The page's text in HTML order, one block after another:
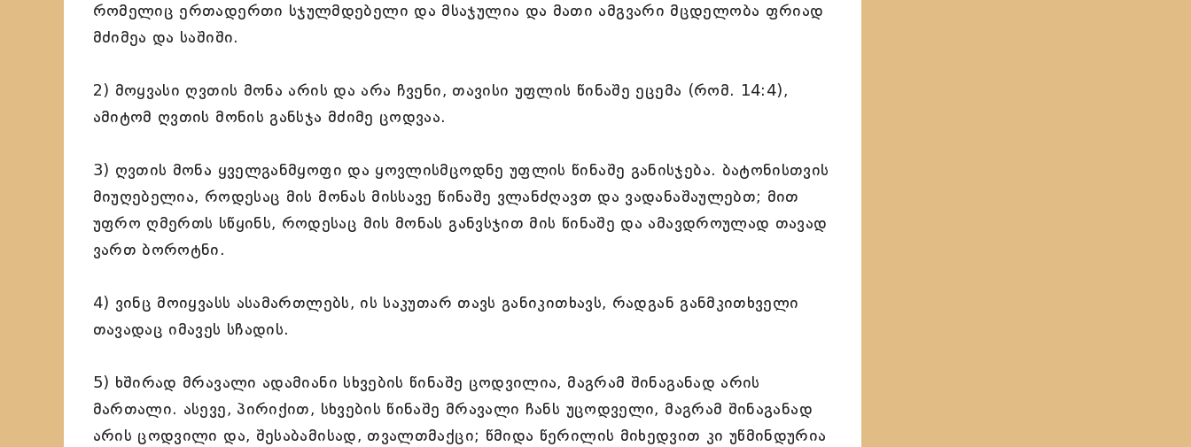
რომელიც ერთადერთი სჯულმდებელი და მსაჯულია და მათი ამგვარი მცდელობა ფრიად
მძიმეა და საშიში.
2) მოყვასი ღვთის მონა არის და არა ჩვენი, თავისი უფლის წინაშე ეცემა (რომ. 14:4),
ამიტომ ღვთის მონის განსჯა მძიმე ცოდვაა.
3) ღვთის მონა ყველგანმყოფი და ყოვლისმცოდნე უფლის წინაშე განისჯება. ბატონისთვის
მიუღებელია, როდესაც მის მონას მისსავე წინაშე ვლანძღავთ და ვადანაშაულებთ; მით
უფრო ღმერთს სწყინს, როდესაც მის მონას განვსჯით მის წინაშე და ამავდროულად თავად
ვართ ბოროტნი.
4) ვინც მოიყვასს ასამართლებს, ის საკუთარ თავს განიკითხავს, რადგან განმკითხველი
თავადაც იმავეს სჩადის.
5) ხშირად მრავალი ადამიანი სხვების წინაშე ცოდვილია, მაგრამ შინაგანად არის
მართალი. ასევე, პირიქით, სხვების წინაშე მრავალი ჩანს უცოდველი, მაგრამ შინაგანად
არის ცოდვილი და, შესაბამისად, თვალთმაქცი; წმიდა წერილის მიხედვით კი უწმინდურია